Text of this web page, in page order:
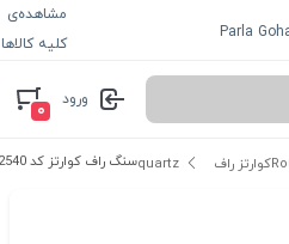
مشاهده‌ی
کلیه کالاها
ورود
۰
کوارتز راف quartz سنگ راف کوارتز کد 2540